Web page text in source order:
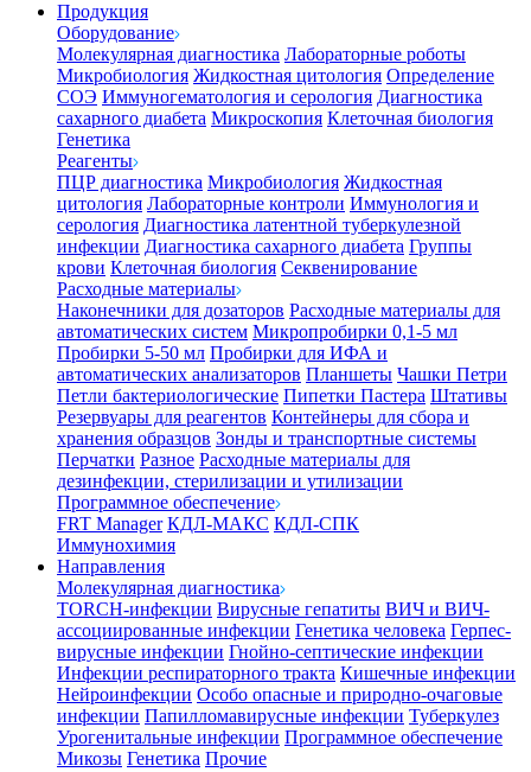
Продукция
Оборудование
Молекулярная диагностика Лабораторные роботы
Микробиология Жидкостная цитология Определение
СОЭ Иммуногематология и серология Диагностика
сахарного диабета Микроскопия Клеточная биология
Генетика
Реагенты
ПЦР диагностика Микробиология Жидкостная
цитология Лабораторные контроли Иммунология и
серология Диагностика латентной туберкулезной
инфекции Диагностика сахарного диабета Группы
крови Клеточная биология Секвенирование
Расходные материалы
Наконечники для дозаторов Расходные материалы для
автоматических систем Микропробирки 0,1-5 мл
Пробирки 5-50 мл Пробирки для ИФА и
автоматических анализаторов Планшеты Чашки Петри
Петли бактериологические Пипетки Пастера Штативы
Резервуары для реагентов Контейнеры для сбора и
хранения образцов Зонды и транспортные системы
Перчатки Разное Расходные материалы для
дезинфекции, стерилизации и утилизации
Программное обеспечение
FRT Manager КДЛ-МАКС КДЛ-СПК
Иммунохимия
Направления
Молекулярная диагностика
TORCH-инфекции Вирусные гепатиты ВИЧ и ВИЧ-
ассоциированные инфекции Генетика человека Герпес-
вирусные инфекции Гнойно-септические инфекции
Инфекции респираторного тракта Кишечные инфекции
Нейроинфекции Особо опасные и природно-очаговые
инфекции Папилломавирусные инфекции Туберкулез
Урогенитальные инфекции Программное обеспечение
Микозы Генетика Прочие